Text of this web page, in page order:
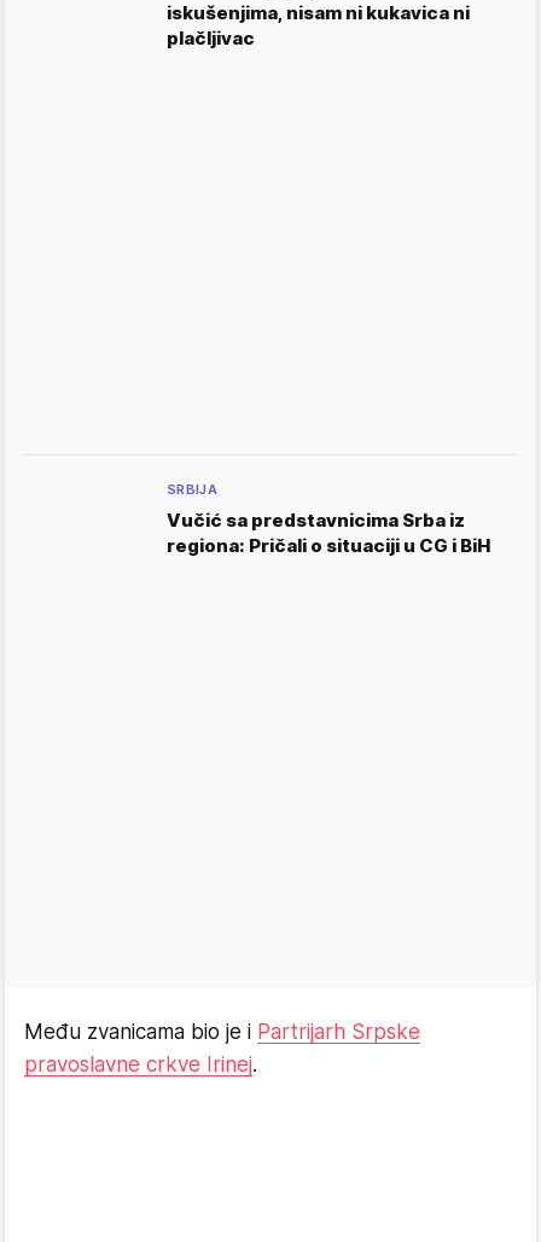
iskušenjima, nisam ni kukavica ni
plačljivac
SRBIJA
Vučić sa predstavnicima Srba iz
regiona: Pričali o situaciji u CG i BiH
Među zvanicama bio je i Partrijarh Srpske
pravoslavne crkve Irinej.